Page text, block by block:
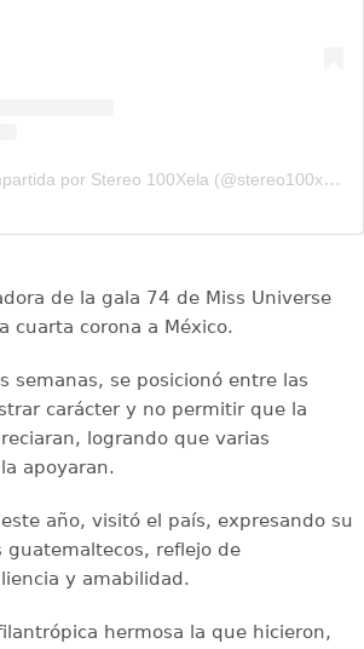
Una publicación compartida por Stereo 100Xela (@stereo100xela)
de la gala 74 de Miss Universe
cuarta corona a México.
semanas, se posicionó entre las
carácter y no permitir que la
logrando que varias
apoyaran.
año, visitó el país, expresando su
guatemaltecos, reflejo de
y amabilidad.
hermosa la que hicieron,